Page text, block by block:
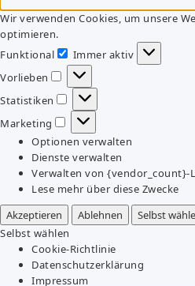
Wir verwenden Cookies, um unsere
optimieren.
Funktional
Funktional
Immer aktiv
Vorlieben
Vorlieben
Statistiken
Statistiken
Marketing
Marketing
Optionen verwalten
Dienste verwalten
Verwalten von {vendor_count}-
Lese mehr über diese Zwecke
Akzeptieren
Ablehnen Selbst
Selbst wählen
Cookie-Richtlinie
Datenschutzerklärung
Impressum